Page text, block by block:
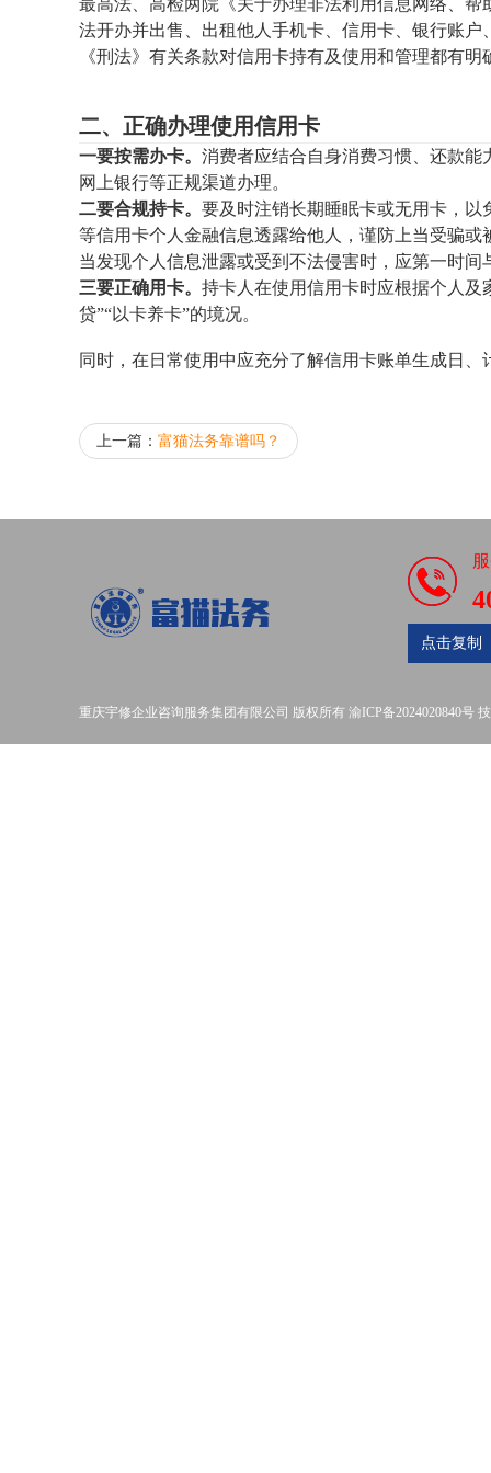
最高法、高检两院《关于办理非法利用信息网络、
法开办并出售、出租他人手机卡、信用卡、银行账
《刑法》有关条款对信用卡持有及使用和管理都有
二、正确办理使用信用卡
一要按需办卡。 消费者应结合自身消费习惯、还款
网上银行等正规渠道办理。
二要合规持卡。 要及时注销长期睡眠卡或无用卡，
等信用卡个人金融信息透露给他人，谨防上当受骗或
当发现个人信息泄露或受到不法侵害时，应第一时
三要正确用卡。 持卡人在使用信用卡时应根据个人及
贷”“以卡养卡”的境况。
同时，在日常使用中应充分了解信用卡账单生成日
上一篇： 富猫法务靠谱吗？
点击复制
重庆宇修企业咨询服务集团有限公司 版权所有 渝ICP备2024020840号